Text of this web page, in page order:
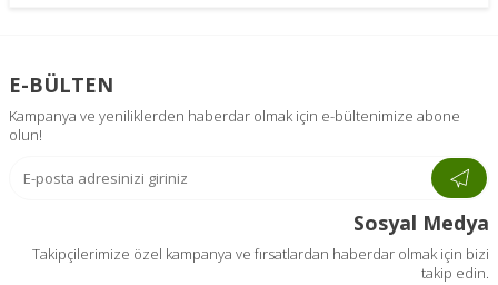
E-BÜLTEN
Kampanya ve yeniliklerden haberdar olmak için e-bültenimize abone
olun!
Sosyal Medya
Takipçilerimize özel kampanya ve fırsatlardan haberdar olmak için bizi
takip edin.